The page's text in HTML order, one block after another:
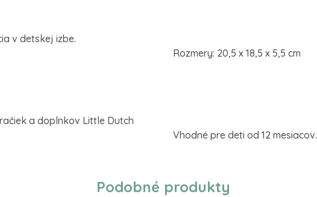
v detskej izbe.
a doplnkov Little Dutch
Rozmery: 20,5 x 18,5 x 5,5 cm
Vhodné pre deti od 12 mesiacov.
Podobné produkty